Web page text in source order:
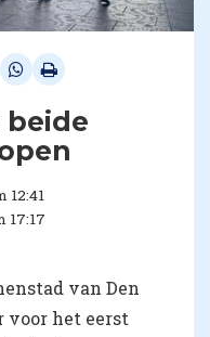
beide
12:41
17:17
van Den
voor het eerst